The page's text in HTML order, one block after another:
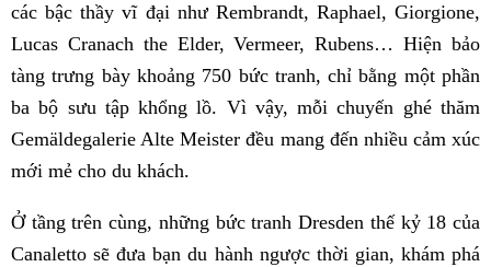
các bậc thầy vĩ đại như Rembrandt, Raphael, Giorgione,
Lucas Cranach the Elder, Vermeer, Rubens… Hiện bảo
tàng trưng bày khoảng 750 bức tranh, chỉ bằng một phần
ba bộ sưu tập khổng lồ. Vì vậy, mỗi chuyến ghé thăm
Gemäldegalerie Alte Meister đều mang đến nhiều cảm xúc
mới mẻ cho du khách.
Ở tầng trên cùng, những bức tranh Dresden thế kỷ 18 của
Canaletto sẽ đưa bạn du hành ngược thời gian, khám phá